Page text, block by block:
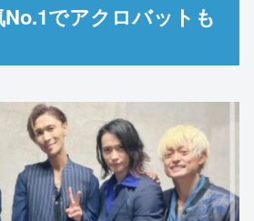
でアクロバットも